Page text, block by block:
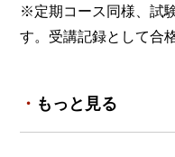
※定期コース同様、試
す。受講記録として合
もっと見る